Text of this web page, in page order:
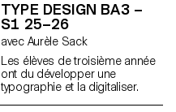
TYPE DESIGN BA3 –
S1 25–26
avec Aurèle Sack
Les élèves de troisième année
ont du développer une
typographie et la digitaliser.